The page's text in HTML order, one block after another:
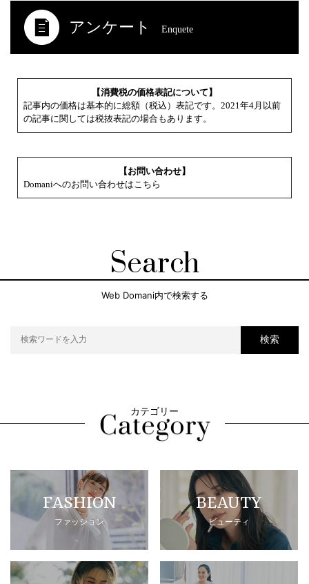
アンケート Enquete
【消費税の価格表記について】
記事内の価格は基本的に総額（税込）表記です。2021年4月以前
の記事に関しては税抜表記の場合もあります。
【お問い合わせ】
Domaniへのお問い合わせはこちら
Search
Web Domani内で検索する
検索
カテゴリー
FASHION
ファッション
BEAUTY
ビューティ